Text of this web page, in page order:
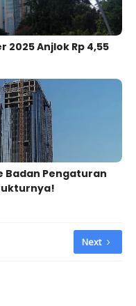
2025 Anjlok Rp 4,55
Badan Pengaturan
Next